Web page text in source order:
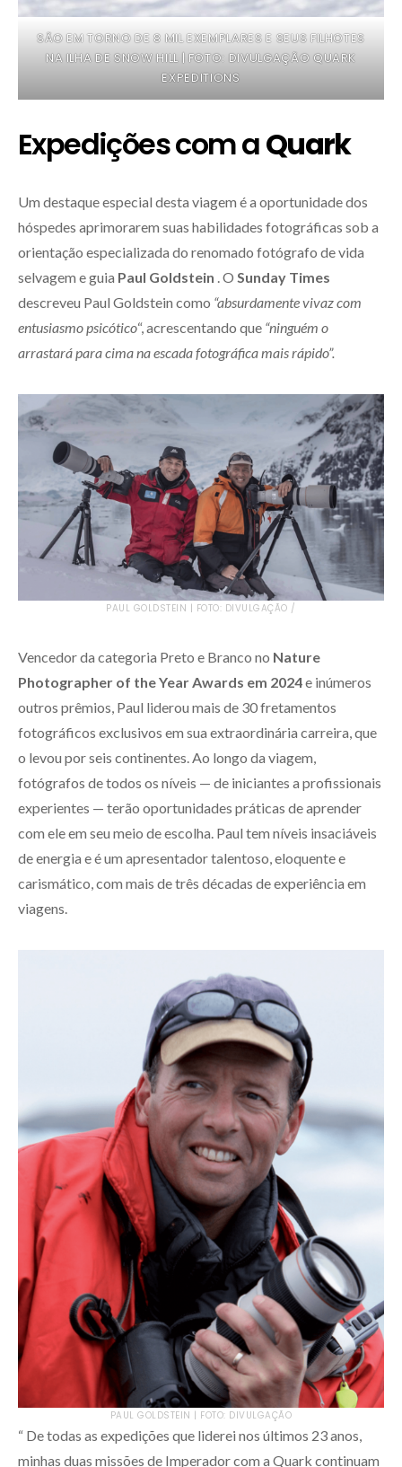
SÃO EM TORNO DE 8 MIL EXEMPLARES E SEUS FILHOTES
NA ILHA DE SNOW HILL | FOTO: DIVULGAÇÃO QUARK
EXPEDITIONS
Expedições com aQuark
Um destaque especial desta viagem é a oportunidade dos
hóspedes aprimorarem suas habilidades fotográficas sob a
orientação especializada do renomado fotógrafo de vida
selvagem e guia Paul Goldstein . O Sunday Times
descreveu Paul Goldstein como “absurdamente vivaz com
entusiasmo psicótico“, acrescentando que “ninguém o
arrastará para cima na escada fotográfica mais rápido”.
PAUL GOLDSTEIN | FOTO: DIVULGAÇÃO /
Vencedor da categoria Preto e Branco no Nature
Photographer of the Year Awards em 2024e inúmeros
outros prêmios, Paul liderou mais de 30 fretamentos
fotográficos exclusivos em sua extraordinária carreira, que
o levou por seis continentes. Ao longo da viagem,
fotógrafos de todos os níveis — de iniciantes a profissionais
experientes — terão oportunidades práticas de aprender
com ele em seu meio de escolha. Paul tem níveis insaciáveis
de energia e é um apresentador talentoso, eloquente e
carismático, com mais de três décadas de experiência em
viagens.
PAUL GOLDSTEIN | FOTO: DIVULGAÇÃO
“ De todas as expedições que liderei nos últimos 23 anos,
minhas duas missões de Imperador com a Quark continuam